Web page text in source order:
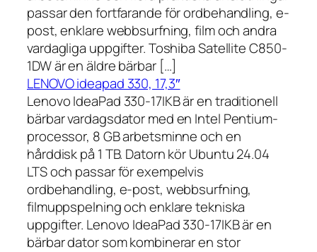
passar den fortfarande för ordbehandling, e-
post, enklare webbsurfning, film och andra
vardagliga uppgifter. Toshiba Satellite C850-
1DW är en äldre bärbar […]
LENOVO ideapad 330, 17,3″
Lenovo IdeaPad 330-17IKB är en traditionell
bärbar vardagsdator med en Intel Pentium-
processor, 8 GB arbetsminne och en
hårddisk på 1 TB. Datorn kör Ubuntu 24.04
LTS och passar för exempelvis
ordbehandling, e-post, webbsurfning,
filmuppspelning och enklare tekniska
uppgifter. Lenovo IdeaPad 330-17IKB är en
bärbar dator som kombinerar en stor